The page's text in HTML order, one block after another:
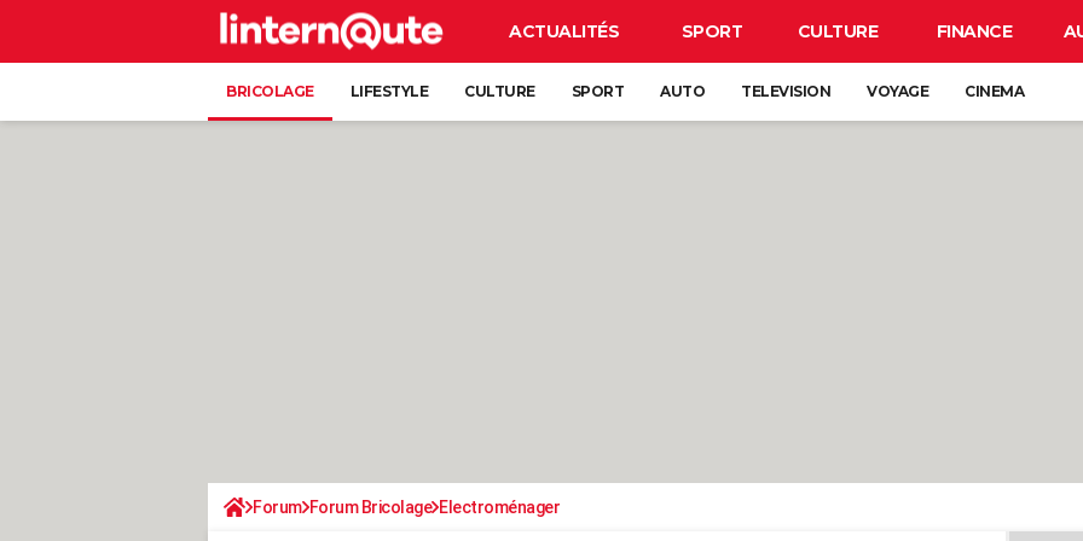
ACTUALITÉS SPORT CULTURE FINANCE
BRICOLAGE LIFESTYLE CULTURE SPORT AUTO TELEVISION VOYAGE CINEMA
Forum Forum Bricolage Electroménager